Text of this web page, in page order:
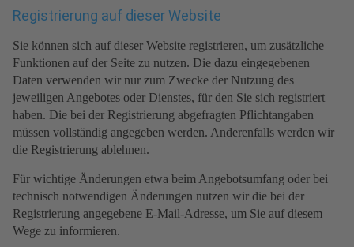
Registrierung auf dieser Website
Sie können sich auf dieser Website registrieren, um zusätzliche
Funktionen auf der Seite zu nutzen. Die dazu eingegebenen
Daten verwenden wir nur zum Zwecke der Nutzung des
jeweiligen Angebotes oder Dienstes, für den Sie sich registriert
haben. Die bei der Registrierung abgefragten Pflichtangaben
müssen vollständig angegeben werden. Anderenfalls werden wir
die Registrierung ablehnen.
Für wichtige Änderungen etwa beim Angebotsumfang oder bei
technisch notwendigen Änderungen nutzen wir die bei der
Registrierung angegebene E-Mail-Adresse, um Sie auf diesem
Wege zu informieren.